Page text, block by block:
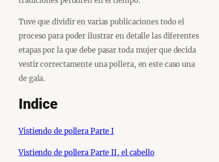
Tuve que dividir en varias publicaciones todo el
proceso para poder ilustrar en detalle las diferentes
etapas por la que debe pasar toda mujer que decida
vestir correctamente una pollera, en este caso una
de gala.
Indice
Vistiendo de pollera Parte I
Vistiendo de pollera Parte II, el cabello